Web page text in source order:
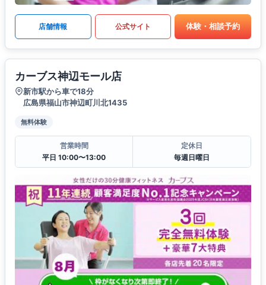
店舗情報 公式サイト 体験・相談予約
カーブス神辺モール店
新市駅から車で18分
広島県福山市神辺町川北1435
無料体験
営業時間
平日 10:00〜13:00
定休日
毎週日曜日